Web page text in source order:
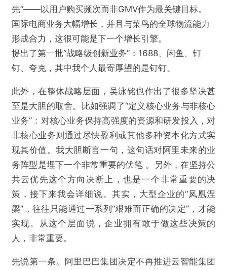
先”——以用户购买频次而非GMV作为最关键目标。
国际电商业务大幅增长，并且与菜鸟的全球物流能力
形成合力，这很可能是下一个增长引擎。
提出了第一批“战略级创新业务”：1688、闲鱼、钉
钉、夸克，其中我个人最寄厚望的是钉钉。
此外，在整体战略层面，吴泳铭也作出了很多坚决甚
至是大胆的取舍。比如强调了“定义核心业务与非核心
业务”：对核心业务保持高强度的资源和研发投入，对
非核心业务则通过尽快盈利或其他多种资本化方式实
现其价值。我大胆断言一句，这句话对阿里未来的业
务阵型是埋下一个非常重要的伏笔 。另外，在坚持公
共云优先这个方向决断上，也是一个非常重要的决
策，接下来我会详细说。其实，大型企业的“凤凰涅
槃”，往往只能通过一系列“艰难而正确的决定”，才能
实现。从这个层面说，企业拥有敢于做这些决策的
人，非常重要。
先说第一条。阿里巴巴集团决定不再推进云智能集团